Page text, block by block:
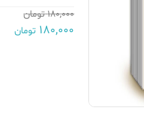
180,000تومان
180,000 تومان